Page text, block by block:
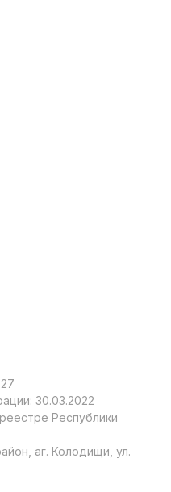
30.03.2022
Республики
аг. Колодищи, ул.